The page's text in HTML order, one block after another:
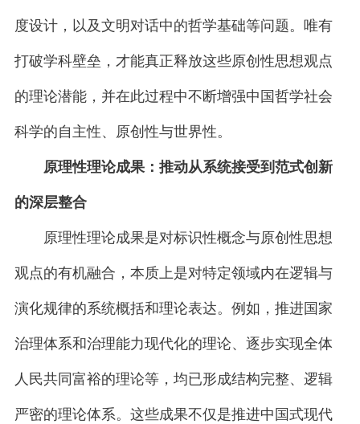
度设计，以及文明对话中的哲学基础等问题。唯有
打破学科壁垒，才能真正释放这些原创性思想观点
的理论潜能，并在此过程中不断增强中国哲学社会
科学的自主性、原创性与世界性。
原理性理论成果：推动从系统接受到范式创新
的深层整合
原理性理论成果是对标识性概念与原创性思想
观点的有机融合，本质上是对特定领域内在逻辑与
演化规律的系统概括和理论表达。例如，推进国家
治理体系和治理能力现代化的理论、逐步实现全体
人民共同富裕的理论等，均已形成结构完整、逻辑
严密的理论体系。这些成果不仅是推进中国式现代